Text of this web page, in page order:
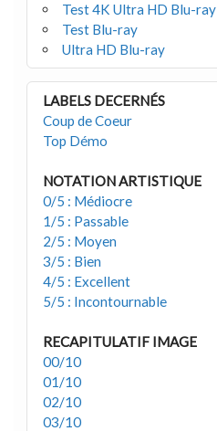
Test 4K Ultra HD Blu-ray
Test Blu-ray
Ultra HD Blu-ray
LABELS DECERNÉS
Coup de Coeur
Top Démo
NOTATION ARTISTIQUE
0/5 : Médiocre
1/5 : Passable
2/5 : Moyen
3/5 : Bien
4/5 : Excellent
5/5 : Incontournable
RECAPITULATIF IMAGE
00/10
01/10
02/10
03/10